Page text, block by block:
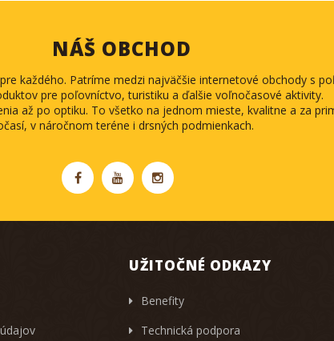
NÁŠ OBCHOD
každého. Patríme medzi najväčšie internetové obchody s
pre poľovníctvo, turistiku a ďalšie voľnočasové aktivity.
až po optiku. To všetko na jednom mieste, kvalitne a za
v náročnom teréne i drsných podmienkach.
UŽITOČNÉ ODKAZY
Benefity
Technická podpora